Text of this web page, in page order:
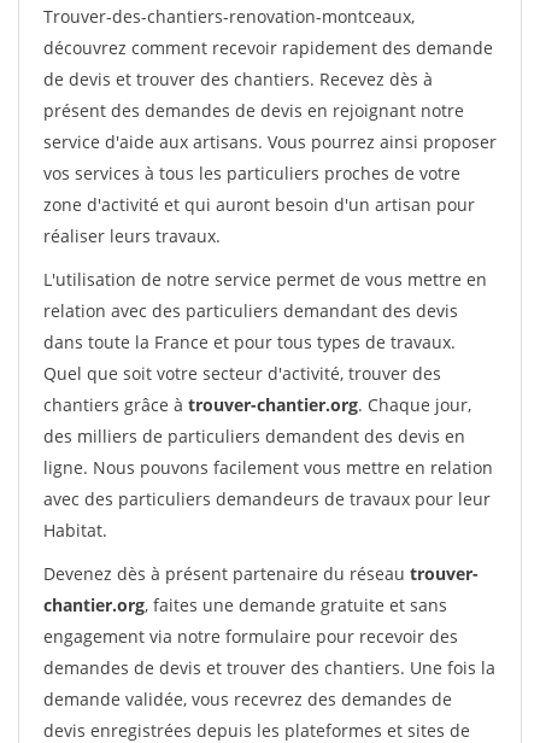
Trouver-des-chantiers-renovation-montceaux,
découvrez comment recevoir rapidement des demande
de devis et trouver des chantiers. Recevez dès à
présent des demandes de devis en rejoignant notre
service d'aide aux artisans. Vous pourrez ainsi proposer
vos services à tous les particuliers proches de votre
zone d'activité et qui auront besoin d'un artisan pour
réaliser leurs travaux.
L'utilisation de notre service permet de vous mettre en
relation avec des particuliers demandant des devis
dans toute la France et pour tous types de travaux.
Quel que soit votre secteur d'activité, trouver des
chantiers grâce à trouver-chantier.org. Chaque jour,
des milliers de particuliers demandent des devis en
ligne. Nous pouvons facilement vous mettre en relation
avec des particuliers demandeurs de travaux pour leur
Habitat.
Devenez dès à présent partenaire du réseau trouver-
chantier.org, faites une demande gratuite et sans
engagement via notre formulaire pour recevoir des
demandes de devis et trouver des chantiers. Une fois la
demande validée, vous recevrez des demandes de
devis enregistrées depuis les plateformes et sites de